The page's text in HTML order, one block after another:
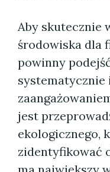
Aby skutecznie
środowiska dla
powinny
systematycznie
jest
ekologicznego,
zidentyfikować